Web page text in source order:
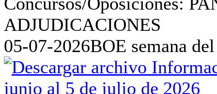
05-07-2026BOE semana